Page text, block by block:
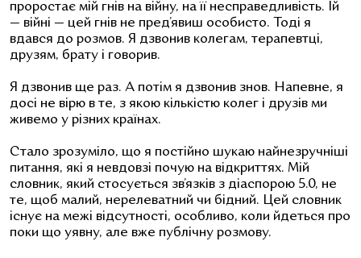
проростає мій гнів на війну, на її несправедливість. Їй
— війні — цей гнів не пред’явиш особисто. Тоді я
вдався до розмов. Я дзвонив колегам, терапевтці,
друзям, брату і говорив.
Я дзвонив ще раз. А потім я дзвонив знов. Напевне, я
досі не вірю в те, з якою кількістю колег і друзів ми
живемо у різних країнах.
Стало зрозуміло, що я постійно шукаю найнезручніші
питання, які я невдовзі почую на відкриттях. Мій
словник, який стосується зв’язків з діаспорою 5.0, не
те, щоб малий, нерелеватний чи бідний. Цей словник
існує на межі відсутності, особливо, коли йдеться про
поки що уявну, але вже публічну розмову.